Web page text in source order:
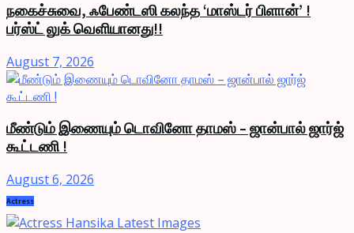
நகைச்சுவை, ஃபேண்டஸி கலந்த ‘மாஸ்டர் பிளான்’ !
பர்ஸ்ட் லுக் வெளியானது!!
August 7, 2026
மீண்டும் இணையும் டொவினோ தாமஸ் – ஜான்பால் ஜார்ஜ்
கூட்டணி !
August 6, 2026
Actress